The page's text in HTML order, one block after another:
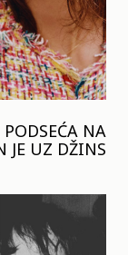
NA
JE UZ DŽINS